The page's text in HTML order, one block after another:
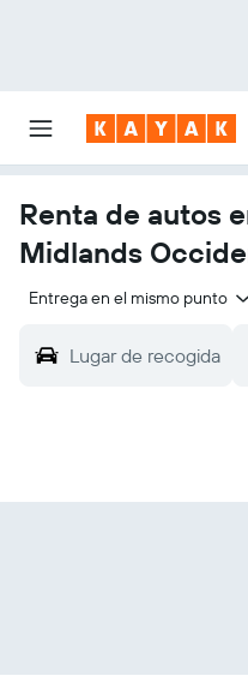
Renta de autos
Midlands
Entrega en el mismo punto
Lugar de recogida